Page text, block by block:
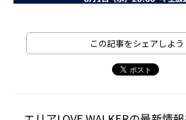
この記事をシェアしよう